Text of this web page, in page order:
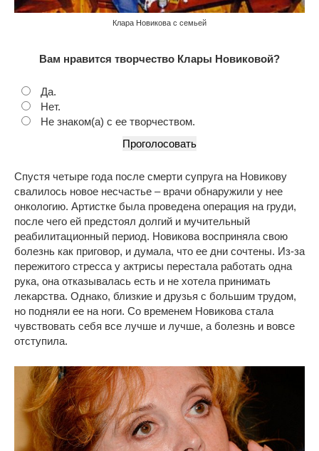
Клара Новикова с семьей
Вам нравится творчество Клары Новиковой?
Да.
Нет.
Не знаком(а) с ее творчеством.
Спустя четыре года после смерти супруга на Новикову
свалилось новое несчастье – врачи обнаружили у нее
онкологию. Артистке была проведена операция на груди,
после чего ей предстоял долгий и мучительный
реабилитационный период. Новикова восприняла свою
болезнь как приговор, и думала, что ее дни сочтены. Из-за
пережитого стресса у актрисы перестала работать одна
рука, она отказывалась есть и не хотела принимать
лекарства. Однако, близкие и друзья с большим трудом,
но подняли ее на ноги. Со временем Новикова стала
чувствовать себя все лучше и лучше, а болезнь и вовсе
отступила.